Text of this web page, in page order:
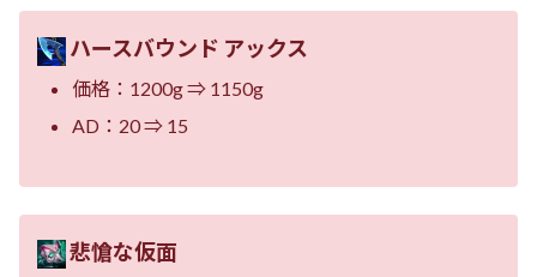
ハースバウンド アックス
価格：1200g ⇒ 1150g
AD：20 ⇒ 15
悲愴な仮面